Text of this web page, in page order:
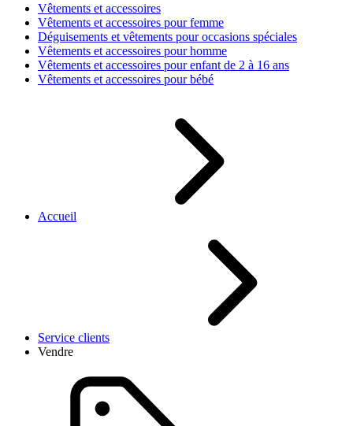
Vêtements et accessoires
Vêtements et accessoires pour femme
Déguisements et vêtements pour occasions spéciales
Vêtements et accessoires pour homme
Vêtements et accessoires pour enfant de 2 à 16 ans
Vêtements et accessoires pour bébé
Accueil
Service clients
Vendre